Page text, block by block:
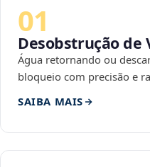
01
Desobstrução de
Água retornando ou
bloqueio com precisão e
SAIBA MAIS